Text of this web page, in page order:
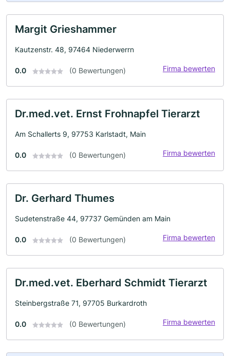
Margit Grieshammer
Kautzenstr. 48, 97464 Niederwerrn
0.0 (0 Bewertungen) Firma bewerten
Dr.med.vet. Ernst Frohnapfel Tierarzt
Am Schallerts 9, 97753 Karlstadt, Main
0.0 (0 Bewertungen) Firma bewerten
Dr. Gerhard Thumes
Sudetenstraße 44, 97737 Gemünden am Main
0.0 (0 Bewertungen) Firma bewerten
Dr.med.vet. Eberhard Schmidt Tierarzt
Steinbergstraße 71, 97705 Burkardroth
0.0 (0 Bewertungen) Firma bewerten